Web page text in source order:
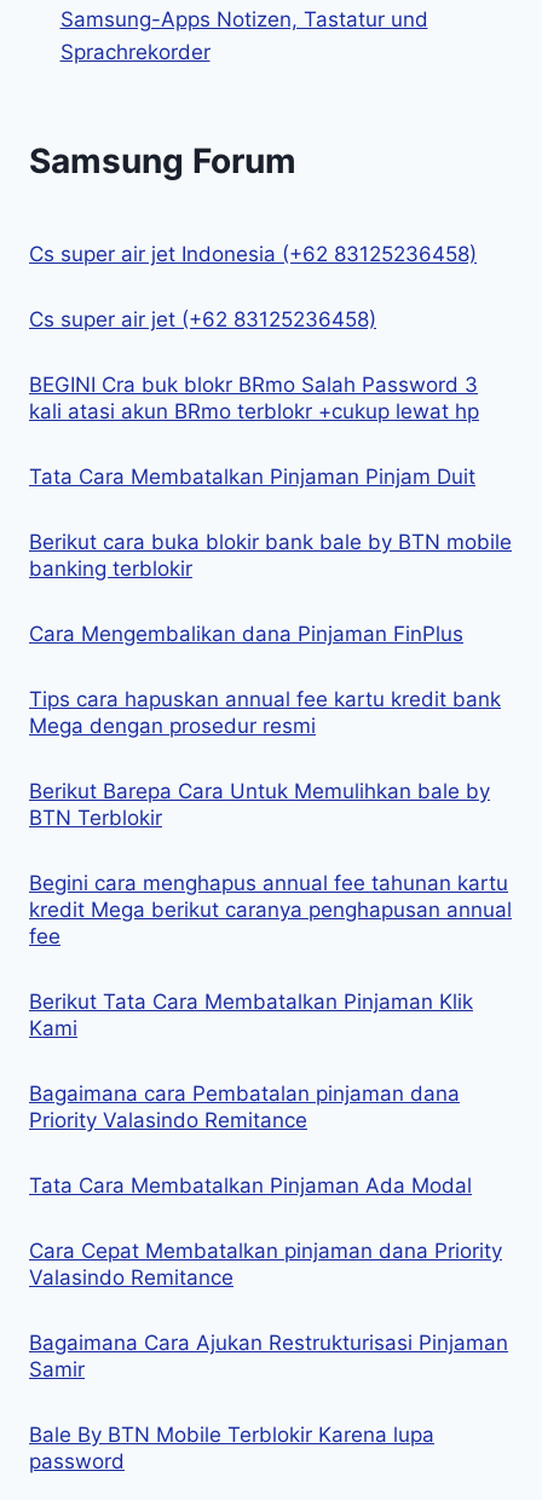
Samsung-Apps Notizen, Tastatur und
Sprachrekorder
Samsung Forum
Cs super air jet Indonesia (+62 83125236458)
Cs super air jet (+62 83125236458)
BEGINI Cra buk blokr BRmo Salah Password 3
kali atasi akun BRmo terblokr +cukup lewat hp
Tata Cara Membatalkan Pinjaman Pinjam Duit
Berikut cara buka blokir bank bale by BTN mobile
banking terblokir
Cara Mengembalikan dana Pinjaman FinPlus
Tips cara hapuskan annual fee kartu kredit bank
Mega dengan prosedur resmi
Berikut Barepa Cara Untuk Memulihkan bale by
BTN Terblokir
Begini cara menghapus annual fee tahunan kartu
kredit Mega berikut caranya penghapusan annual
fee
Berikut Tata Cara Membatalkan Pinjaman Klik
Kami
Bagaimana cara Pembatalan pinjaman dana
Priority Valasindo Remitance
Tata Cara Membatalkan Pinjaman Ada Modal
Cara Cepat Membatalkan pinjaman dana Priority
Valasindo Remitance
Bagaimana Cara Ajukan Restrukturisasi Pinjaman
Samir
Bale By BTN Mobile Terblokir Karena lupa
password